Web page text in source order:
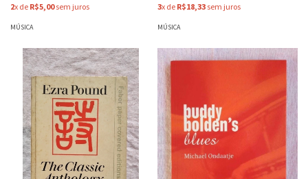
2x de R$5,00sem juros
MÚSICA
3x de R$18,33 sem juros
MÚSICA